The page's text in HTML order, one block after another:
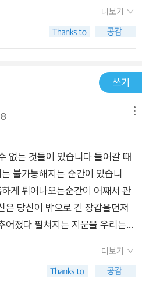
권 시집을 낸 하재연이 얼마나 시
다. 시집의 가장 앞에 내세운 시
래무지는 민물고기라고 했다.
십 연발 축포는 일곱 발만 터져 행
란 눈알이 예뻤는데 물고기는 눈
감지 못한다고 했다. (전문) 이
돌려보낸다고 바다에다 방생을
모래무지에게 넓고 넓은 바다의
바다에 살이 닿은 순간 눈알이 노
둥둥 떠오르고 만다. 하긴 바다
이 우주적인 시각으로 봐서는 동
생일 기념으로 쏘아올린 십 연발
그렇다. 어울리지 않는다는 얘기
게 주고 산 축포가 제 값을 하는
다. 깨끗한 이미지를 잘 만지는
의미에서 <우주적인 안녕>은
닳토록 읽게될 시집 가장 좋았던
더보기
쓰기
없는 것들이 있습니다 들어갈 때
불가능해지는 순간이 있습니
게 튀어나오는순간이 어째서 관
은 당신이 밖으로 긴 장갑을던져
어졌다 펼쳐지는 지문을 우리는
는 투명한 거리가 있습니다 하얀
알아보지 못하고 우리가 지나치
더보기